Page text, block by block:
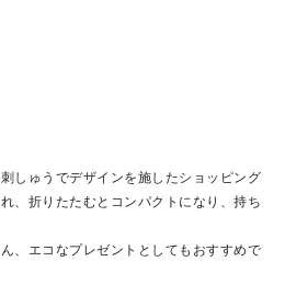
しゅうでデザインを施したショッピング
、折りたたむとコンパクトになり、持ち
、エコなプレゼントとしてもおすすめで